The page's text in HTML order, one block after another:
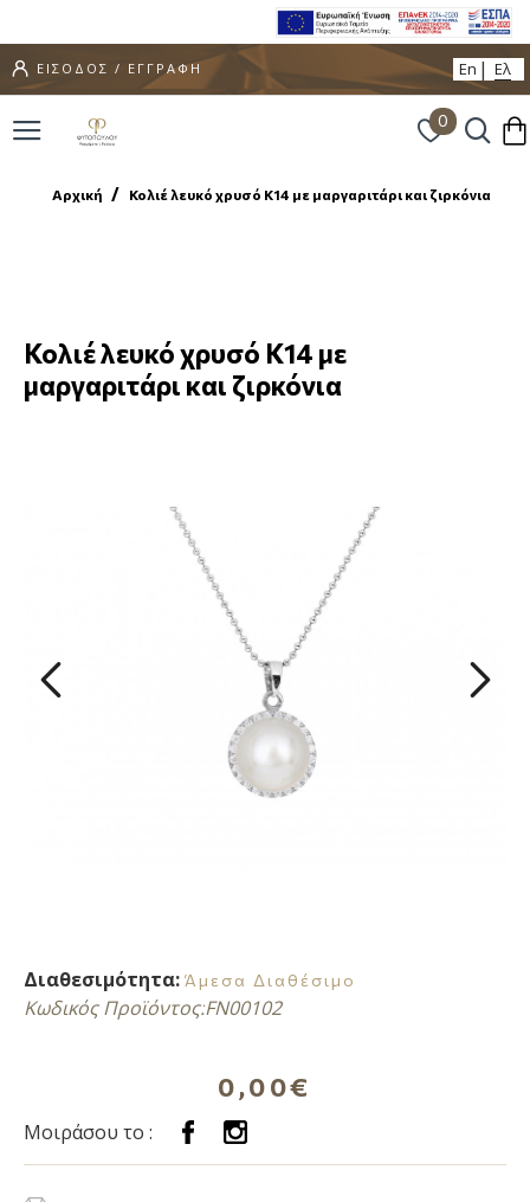
ΕΙΣΟΔΟΣ / ΕΓΓΡΑΦΗ En Ελ
0
Αρχική Κολιέ λευκό χρυσό Κ14 με μαργαριτάρι και ζιρκόνια
Κολιέ λευκό χρυσό Κ14 με
μαργαριτάρι και ζιρκόνια
Διαθεσιμότητα: Άμεσα Διαθέσιμο
Κωδικός Προϊόντος:FN00102
0,00€
Μοιράσου το :